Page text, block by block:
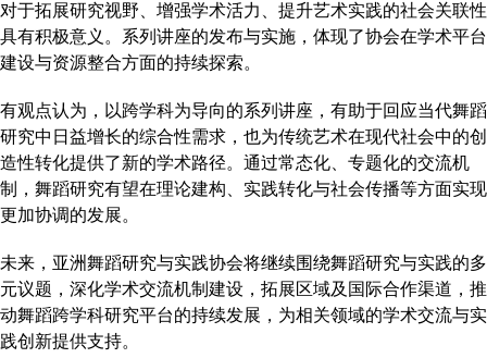
对于拓展研究视野、增强学术活力、提升艺术实践的社会关联性
具有积极意义。系列讲座的发布与实施，体现了协会在学术平台
建设与资源整合方面的持续探索。
有观点认为，以跨学科为导向的系列讲座，有助于回应当代舞蹈
研究中日益增长的综合性需求，也为传统艺术在现代社会中的创
造性转化提供了新的学术路径。通过常态化、专题化的交流机
制，舞蹈研究有望在理论建构、实践转化与社会传播等方面实现
更加协调的发展。
未来，亚洲舞蹈研究与实践协会将继续围绕舞蹈研究与实践的多
元议题，深化学术交流机制建设，拓展区域及国际合作渠道，推
动舞蹈跨学科研究平台的持续发展，为相关领域的学术交流与实
践创新提供支持。